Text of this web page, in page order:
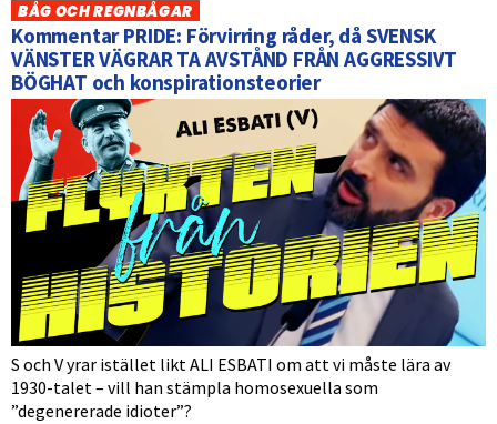
BÅG OCH REGNBÅGAR
Kommentar PRIDE: Förvirring råder, då SVENSK
VÄNSTER VÄGRAR TA AVSTÅND FRÅN AGGRESSIVT
BÖGHAT och konspirationsteorier
S och V yrar istället likt ALI ESBATI om att vi måste lära av
1930-talet – vill han stämpla homosexuella som
”degenererade idioter”?